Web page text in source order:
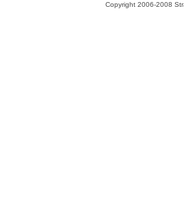
Copyright 2006-2008